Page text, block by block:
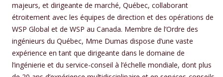
majeurs, et dirigeante de marché, Québec, collaborant
étroitement avec les équipes de direction et des opérations de
WSP Global et de WSP au Canada. Membre de l’Ordre des
ingénieurs du Québec, Mme Dumas dispose d’une vaste
expérience en tant que dirigeante dans le domaine de
l’ingénierie et du service-conseil à l’échelle mondiale, dont plus